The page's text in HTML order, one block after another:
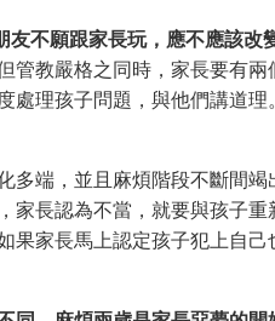
友不願跟家長玩，應不應該改
管教嚴格之同時，家長要有
處理孩子問題，與他們講道
多端，並且麻煩階段不斷間
家長認為不當，就要與孩子
果家長馬上認定孩子犯上自